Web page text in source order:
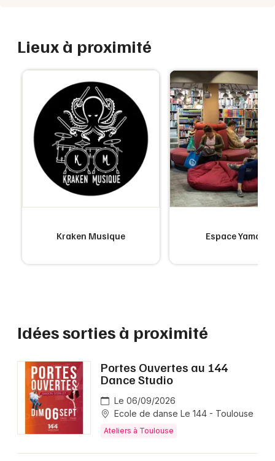
Lieux à proximité
Kraken Musique Espace Yamaya
Idées sorties à proximité
Portes Ouvertes au 144
Dance Studio
Le 06/09/2026
Ecole de danse Le 144 - Toulouse
Ateliers à Toulouse